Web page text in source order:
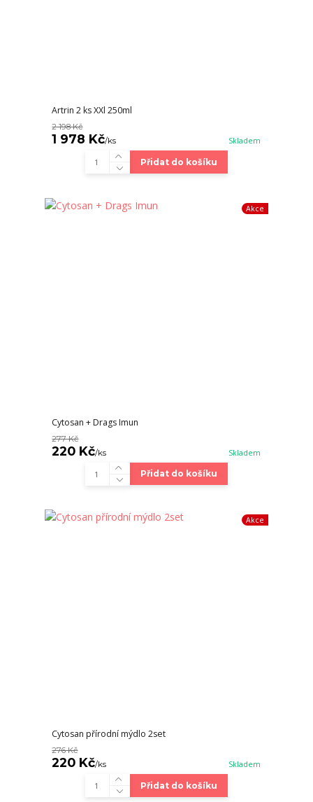
Artrin 2 ks XXl 250ml
2 198 Kč
1 978 Kč/ks Skladem
Přidat do košíku
Akce
Cytosan + Drags Imun
277 Kč
220 Kč/ks Skladem
Přidat do košíku
Akce
Cytosan přírodní mýdlo 2set
276 Kč
220 Kč/ks Skladem
Přidat do košíku